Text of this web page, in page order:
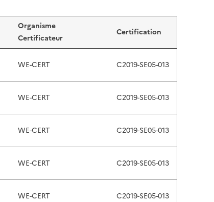
Organisme
Certificateur
Certification
WE-CERT C2019-SE05-013
WE-CERT C2019-SE05-013
WE-CERT C2019-SE05-013
WE-CERT C2019-SE05-013
WE-CERT C2019-SE05-013